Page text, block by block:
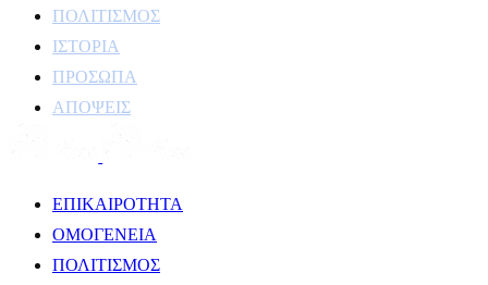
ΠΟΛΙΤΙΣΜΟΣ
ΙΣΤΟΡΙΑ
ΠΡΟΣΩΠΑ
ΑΠΟΨΕΙΣ
ΕΠΙΚΑΙΡΟΤΗΤΑ
ΟΜΟΓΕΝΕΙΑ
ΠΟΛΙΤΙΣΜΟΣ